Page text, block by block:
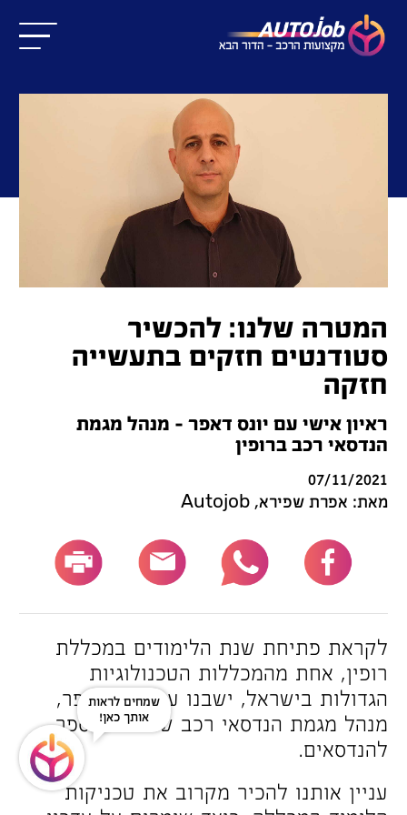
המטרה שלנו: להכשיר
סטודנטים חזקים בתעשייה
חזקה
ראיון אישי עם יונס דאפר – מנהל מגמת
הנדסאי רכב ברופין
07/11/2021
מאת: אפרת שפירא, Autojob
לקראת פתיחת שנת הלימודים במכללת
רופין, אחת מהמכללות הטכנולוגיות
הגדולות בישראל, ישבנו עם יונס דאפר,
מנהל מגמת הנדסאי רכב של בית הספר
להנדסאים.
עניין אותנו להכיר מקרוב את טכניקות
שמחים לראות
אותך כאן!